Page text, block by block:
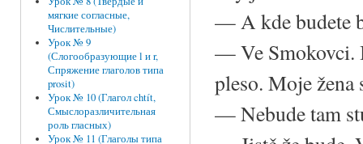
мягкие согласные,
Числительные)
Урок № 9
(Слогообразующие l и r,
Спряжение глаголов типа
prosit)
Урок № 10 (Глагол chtít,
Смыслоразличительная
роль гласных)
Урок № 11 (Глаголы типа
— A kde budete
— Ve Smokovci.
pleso. Moje žena
— Nebude tam